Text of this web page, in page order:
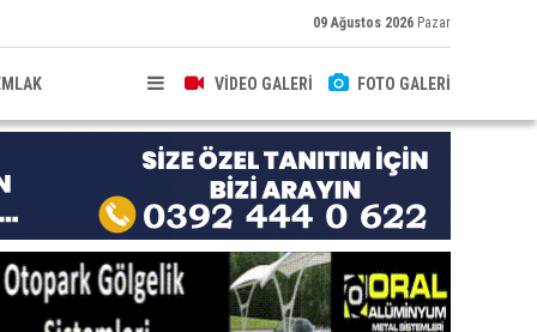
09 Ağustos 2026 Pazar
VİDEO GALERİ FOTO GALERİ